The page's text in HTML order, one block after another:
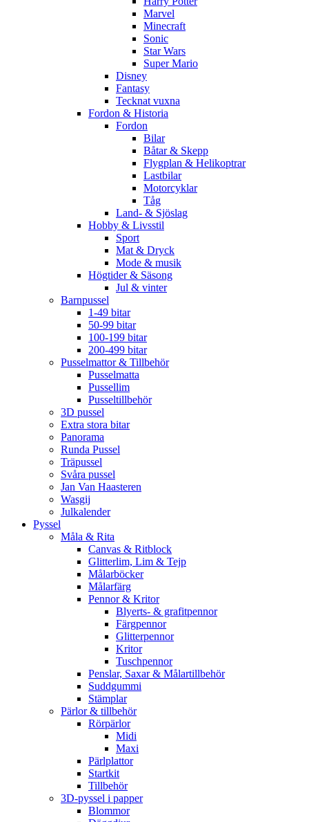
Marvel
Minecraft
Sonic
Star Wars
Super Mario
Disney
Fantasy
Tecknat vuxna
Fordon & Historia
Fordon
Bilar
Båtar & Skepp
Flygplan & Helikoptrar
Lastbilar
Motorcyklar
Tåg
Land- & Sjöslag
Hobby & Livsstil
Sport
Mat & Dryck
Mode & musik
Högtider & Säsong
Jul & vinter
Barnpussel
1-49 bitar
50-99 bitar
100-199 bitar
200-499 bitar
Pusselmattor & Tillbehör
Pusselmatta
Pussellim
Pusseltillbehör
3D pussel
Extra stora bitar
Panorama
Runda Pussel
Träpussel
Svåra pussel
Jan Van Haasteren
Wasgij
Julkalender
Pyssel
Måla & Rita
Canvas & Ritblock
Glitterlim, Lim & Tejp
Målarböcker
Målarfärg
Pennor & Kritor
Blyerts- & grafitpennor
Färgpennor
Glitterpennor
Kritor
Tuschpennor
Penslar, Saxar & Målartillbehör
Suddgummi
Stämplar
Pärlor & tillbehör
Rörpärlor
Midi
Maxi
Pärlplattor
Startkit
Tillbehör
3D-pyssel i papper
Blommor